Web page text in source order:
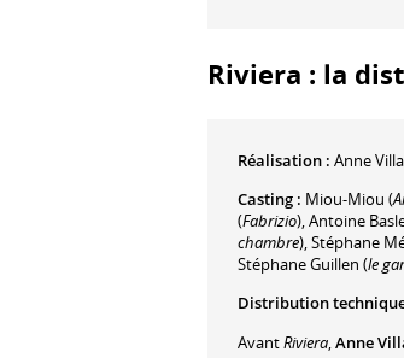
Riviera : la
Réalisation : Anne
Casting : Miou-Miou (
(Fabrizio),Antoine
chambre),Stéphane
Stéphane Guillen (le
Distribution
AvantRiviera,Anne